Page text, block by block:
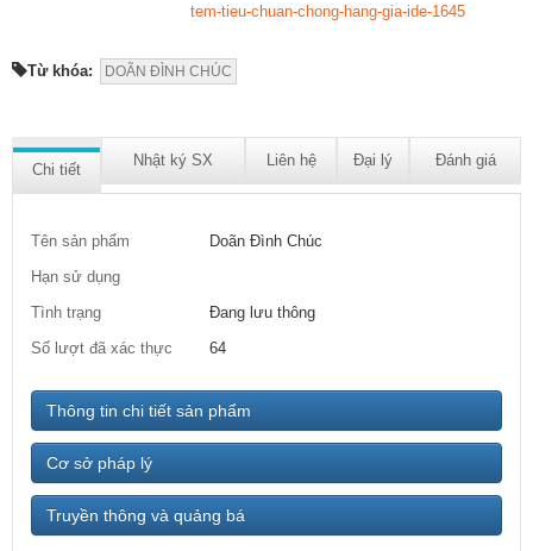
tem-tieu-chuan-chong-hang-gia-ide-1645
Từ khóa: DOÃN ĐÌNH CHÚC
Chi tiết
Nhật ký SX Liên hệ Đại lý Đánh giá
Tên sản phẩm
Doãn Đình Chúc
Hạn sử dụng
Tình trạng
Đang lưu thông
Số lượt đã xác thực
64
Thông tin chi tiết sản phẩm
Cơ sở pháp lý
Truyền thông và quảng bá